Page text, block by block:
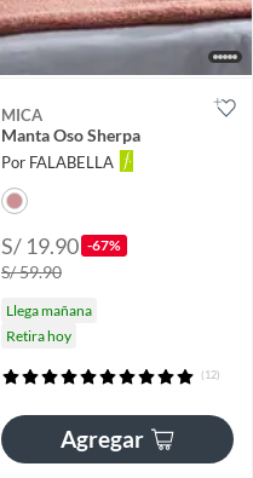
MICA
Manta Oso Sherpa
Por FALABELLA
S/ 19.90 -67%
S/ 59.90
Llega mañana
Retira hoy
(12)
Agregar